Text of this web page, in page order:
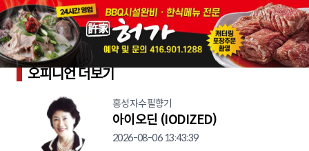
오피니언 더보기
홍성자수필향기
아이오딘 (IODIZED)
2026-08-06 13:43:39